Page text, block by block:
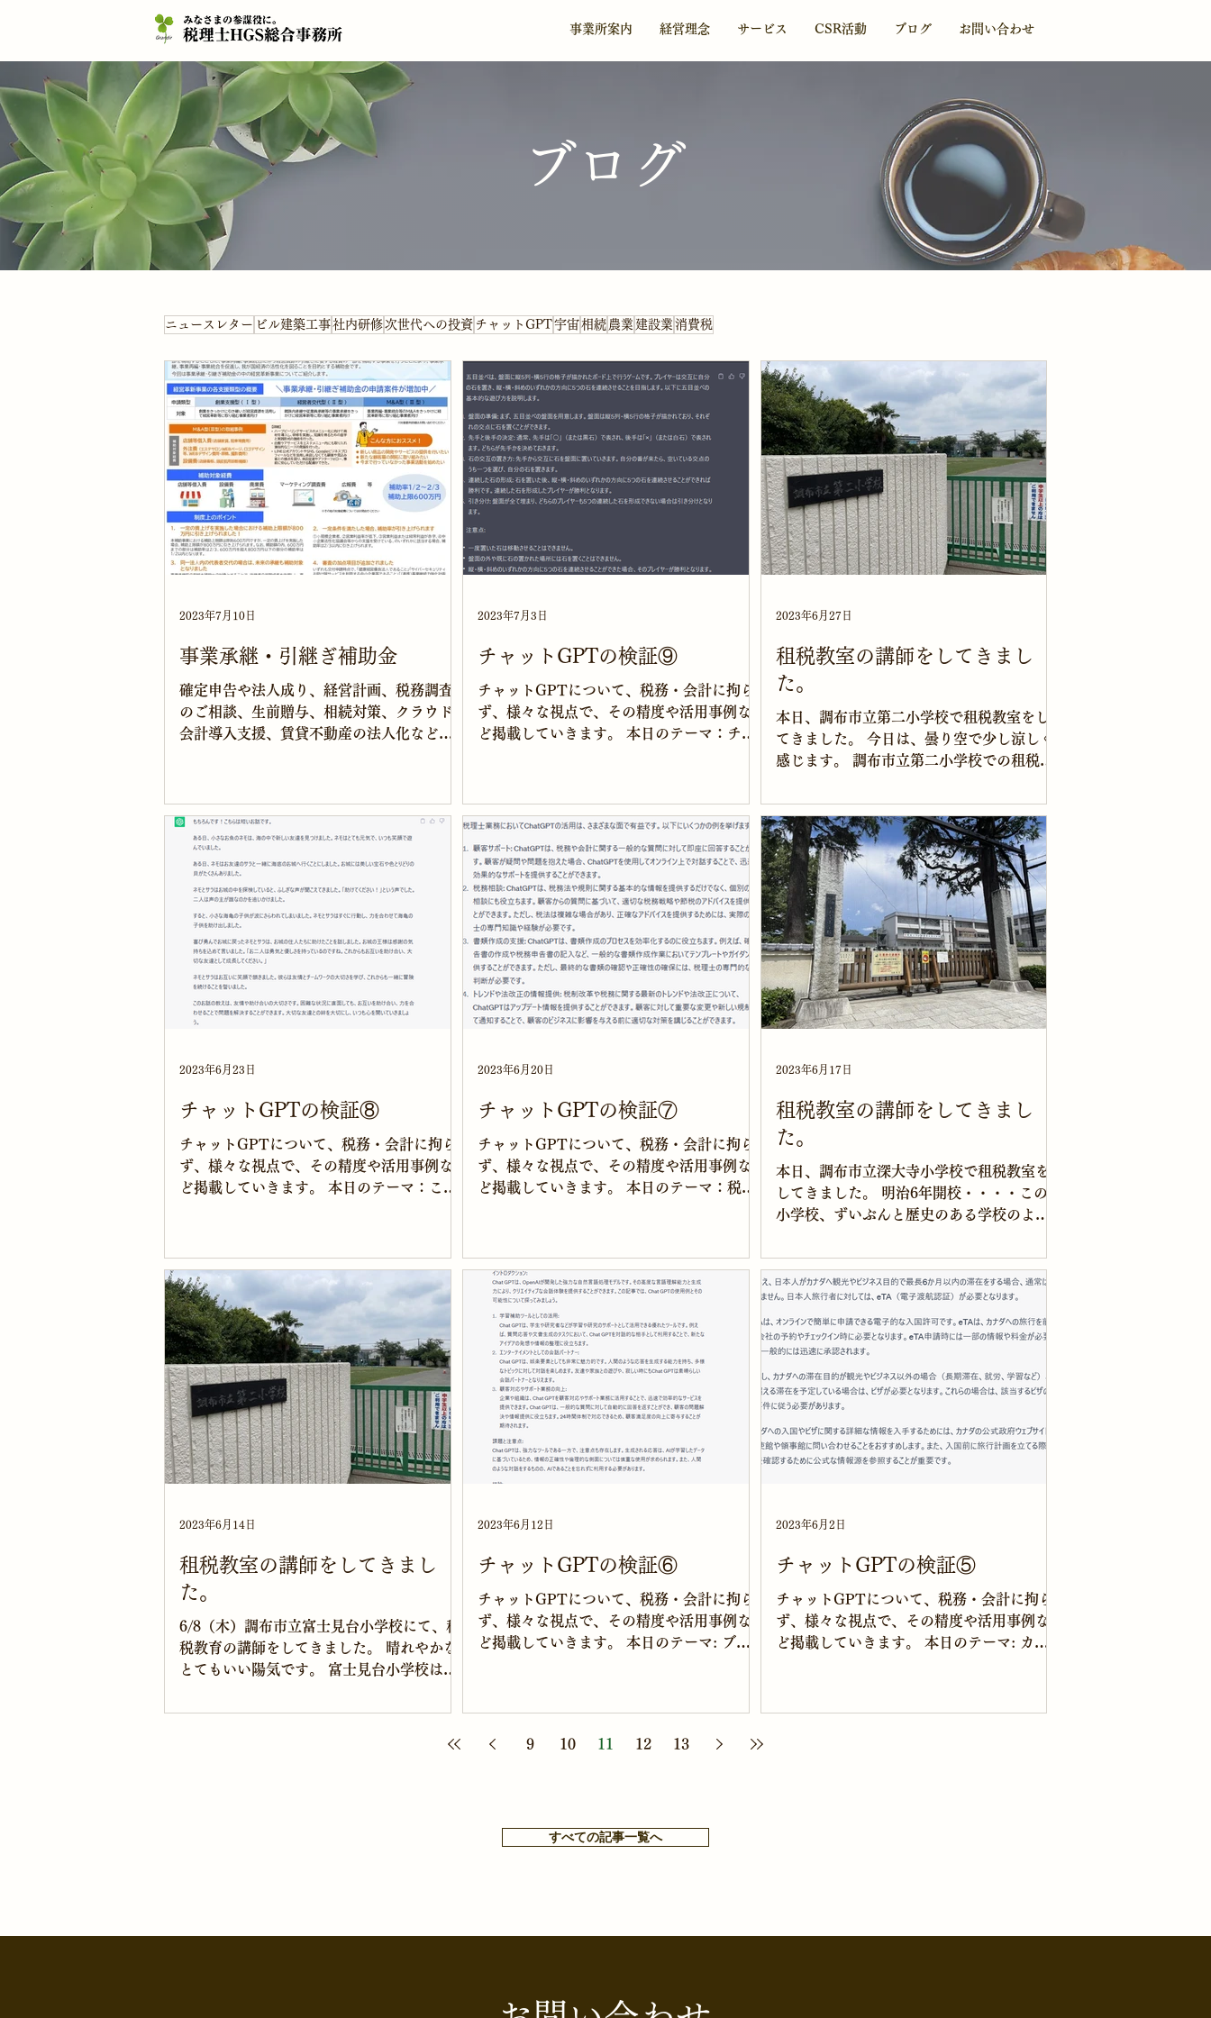
事業所案内 経営理念 サービス CSR活動 ブログ お問い合わせ
​ブログ
ニュースレター ビル建築工事社内研修次世代への投資 チャットGPT宇宙相続 農業 建設業 消費税
事業承継・引継ぎ補助金
確定申告や法人成り、経営計画、税務調査
のご相談、生前贈与、相続対策、クラウド
会計導入支援、賃貸不動産の法人化など、
人に強い税理士 相続に強い税理士 農...
2023年7月10日
チャットGPTの検証⑨
チャットGPTについて、税務・会計に拘ら
ず、様々な視点で、その精度や活用事例な
ど掲載していきます。 本日のテーマ：チャ
ところに「×」を入れられたりしな...
2023年7月3日
租税教室の講師をしてきまし
た。
本日、調布市立第二小学校で租税教室をし
てきました。 今日は、曇り空で少し涼しく
感じます。 調布市立第二小学校での租税教
着、今日は調布エフエムの取材があるよう
で、パーソナリティの方と税務署の職員、
税理士会の租税教室委員がすでに到着し...
2023年6月27日
チャットGPTの検証⑧
チャットGPTについて、税務・会計に拘ら
ず、様々な視点で、その精度や活用事例な
ど掲載していきます。 本日のテーマ：こど
っていたらチャットGPTが考えてくれま
し...
2023年6月23日
チャットGPTの検証⑦
チャットGPTについて、税務・会計に拘ら
ず、様々な視点で、その精度や活用事例な
ど掲載していきます。 本日のテーマ：税理
挙げられました。...
2023年6月20日
租税教室の講師をしてきまし
た。
本日、調布市立深大寺小学校で租税教室を
してきました。 明治6年開校・・・・この
小学校、ずいぶんと歴史のある学校のよう
となりそうです。 深大寺小学校での租税教
室は初めてです。 朝10時10分に小学校に到
着、校長先生に軽く挨拶をして教室...
2023年6月17日
租税教室の講師をしてきまし
た。
6/8（木）調布市立富士見台小学校にて、租
税教育の講師をしてきました。 晴れやかな
とてもいい陽気です。 富士見台小学校は、
10時10分に小学校に到着、校長先生との雑
2023年6月14日
チャットGPTの検証⑥
チャットGPTについて、税務・会計に拘ら
ず、様々な視点で、その精度や活用事例な
ど掲載していきます。 本日のテーマ: ブロ
2023年6月12日
チャットGPTの検証⑤
チャットGPTについて、税務・会計に拘ら
ず、様々な視点で、その精度や活用事例な
ど掲載していきます。 本日のテーマ: カナ
2023年6月2日
9 10 11 12 13
すべての記事一覧へ